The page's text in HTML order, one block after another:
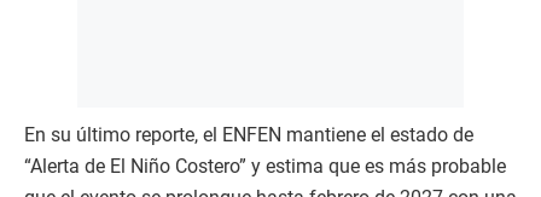
En su último reporte, el ENFEN mantiene el estado de
“Alerta de El Niño Costero” y estima que es más probable